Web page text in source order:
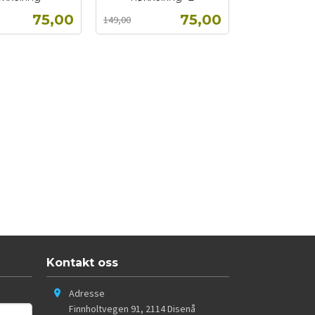
Tilbud
75,00 Tilbud
75,00
149,00
mva.
Kontakt oss
Adresse
Finnholtvegen 91, 2114Disenå